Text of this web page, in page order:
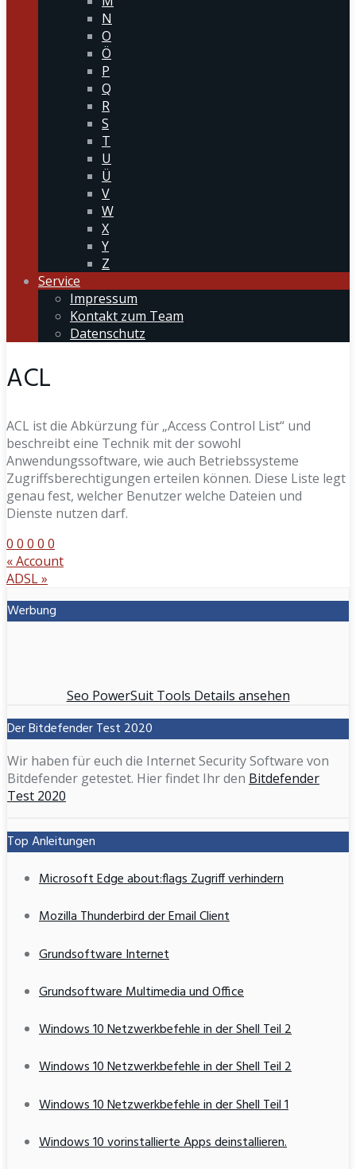
N
O
Ö
P
Q
R
S
T
U
Ü
V
W
X
Y
Z
Service
Impressum
Kontakt zum Team
Datenschutz
ACL
ACL ist die Abkürzung für „Access Control List“ und
beschreibt eine Technik mit der sowohl
Anwendungssoftware, wie auch Betriebssysteme
Zugriffsberechtigungen erteilen können. Diese Liste legt
genau fest, welcher Benutzer welche Dateien und
Dienste nutzen darf.
0 0 0 0 0
«Account
ADSL»
Werbung
Seo PowerSuit Tools Details ansehen
Der Bitdefender Test 2020
Wir haben für euch die Internet Security Software von
Bitdefender getestet. Hier findet Ihr den Bitdefender
Test 2020
Top Anleitungen
Microsoft Edge about:flags Zugriff verhindern
Mozilla Thunderbird der Email Client
Grundsoftware Internet
Grundsoftware Multimedia und Office
Windows 10 Netzwerkbefehle in der Shell Teil 2
Windows 10 Netzwerkbefehle in der Shell Teil 2
Windows 10 Netzwerkbefehle in der Shell Teil 1
Windows 10 vorinstallierte Apps deinstallieren.